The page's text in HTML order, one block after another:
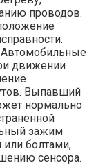
проводов.
движении
Выпавший
нормально
зажим
или болтами,
сенсора.